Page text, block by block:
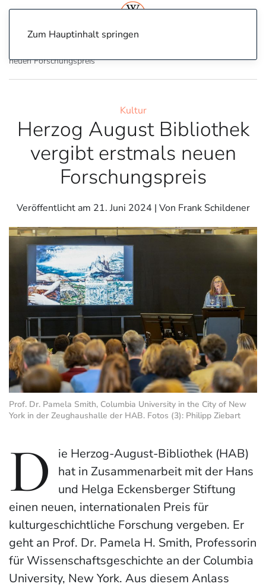
Zum Hauptinhalt springen
neuen Forschungspreis
Kultur
Herzog August Bibliothek
vergibt erstmals neuen
Forschungspreis
Veröffentlicht am 21. Juni 2024 | Von Frank Schildener
Prof. Dr. Pamela Smith, Columbia University in the City of New
York in der Zeughaushalle der HAB. Fotos (3): Philipp Ziebart
D
ie Herzog-August-Bibliothek (HAB)
hat in Zusammenarbeit mit der Hans
und Helga Eckensberger Stiftung
einen neuen, internationalen Preis für
kulturgeschichtliche Forschung vergeben. Er
geht an Prof. Dr. Pamela H. Smith, Professorin
für Wissenschaftsgeschichte an der Columbia
University, New York. Aus diesem Anlass